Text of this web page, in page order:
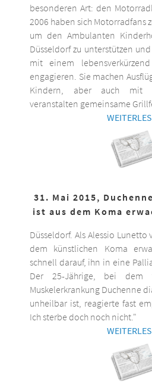
besonderen Art: den
2006 haben sich Motorradfans
um den Ambulanten
Düsseldorf zu unterstützen
mit einem
engagieren. Sie machen
Kindern, aber auch mit
veranstalten gemeinsame
31. Mai 2015,
ist aus dem Koma
Düsseldorf. Als Alessio Lunetto
dem künstlichen Koma
schnell darauf, ihn in eine
Der 25-Jährige, bei
Muskelerkrankung Duchenne
unheilbar ist, reagierte fast
Ich sterbe doch noch nicht."